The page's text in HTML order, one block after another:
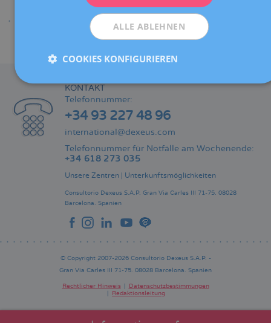
KONTAKT
Telefonnummer:
+34 93 227 48 96
international@dexeus.com
Telefonnummer für Notfälle am Wochenende:
+34 618 273 035
Unsere Zentren | Unterkunftsmöglichkeiten
Consultorio Dexeus S.A.P. Gran Via Carles III 71-75. 08028
Barcelona. Spanien
© Copyright 2007-2026 Consultorio Dexeus S.A.P. -
Gran Via Carles III 71-75. 08028 Barcelona. Spanien
Rechtlicher Hinweis
Datenschutzbestimmungen
Redaktionsleitung
ALLE ABLEHNEN
COOKIES KONFIGURIEREN